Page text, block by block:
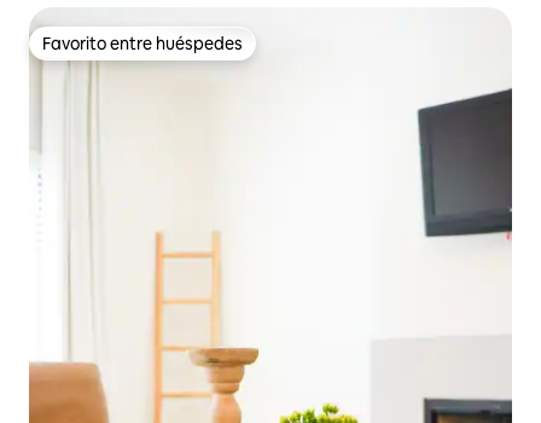
Favorito entre huéspedes
Favorito entre huéspedes